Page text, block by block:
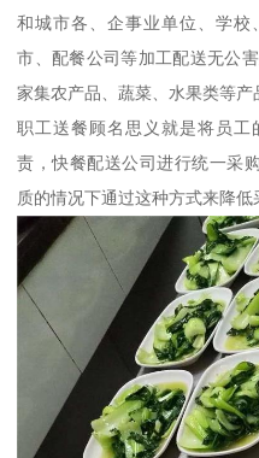
和城市各、企事业单位、学
市、配餐公司等加工配送无公
家集农产品、蔬菜、水果类等产
职工送餐顾名思义就是将员
责，快餐配送公司进行统一采
质的情况下通过这种方式来降低